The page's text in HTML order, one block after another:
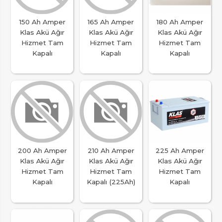
150 Ah Amper
Klas Akü Ağır
Hizmet Tam
Kapalı
165 Ah Amper
Klas Akü Ağır
Hizmet Tam
Kapalı
180 Ah Amper
Klas Akü Ağır
Hizmet Tam
Kapalı
200 Ah Amper
Klas Akü Ağır
Hizmet Tam
Kapalı
210 Ah Amper
Klas Akü Ağır
Hizmet Tam
Kapalı (225Ah)
225 Ah Amper
Klas Akü Ağır
Hizmet Tam
Kapalı